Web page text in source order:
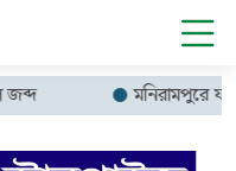
মনিরামপুরে